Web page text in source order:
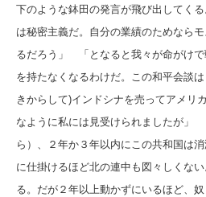
下のような鉢田の発言が飛び出してく
は秘密主義だ。自分の業績のためなら
るだろう」 「となると我々が命がけ
を持たなくなるわけだ。この和平会談
きからして)インドシナを売ってアメリ
なように私には見受けられましたが」
ら）、２年か３年以内にこの共和国は
に仕掛けるほど北の連中も図々しくな
る。だが２年以上動かずにいるほど、